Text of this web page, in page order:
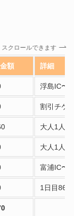
スクロールできます
額 詳細
浮島IC〜
割引チケ
大人1人
大人1人
富浦IC〜
1日目